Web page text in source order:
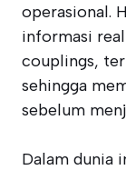
operasional.
informasi
couplings,
sehingga
sebelum
Dalam dunia